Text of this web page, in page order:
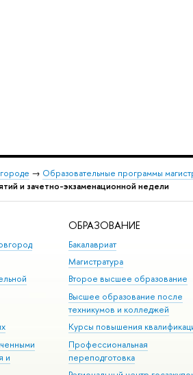
→ Образовательные программы
и зачетно-экзаменационной недели
и
ОБРАЗОВАНИЕ
Бакалавриат
Магистратура
Второе высшее образование
Высшее образование после
техникумов и колледжей
Курсы повышения
Профессиональная
переподготовка